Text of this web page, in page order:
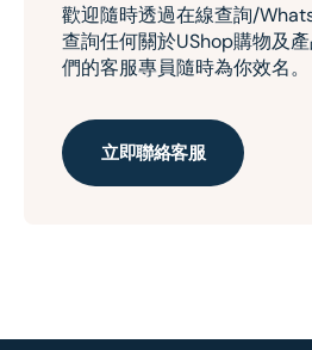
歡迎隨時透過在線查詢/
查詢任何關於UShop購物及
們的客服專員隨時為你效名。
立即聯絡客服